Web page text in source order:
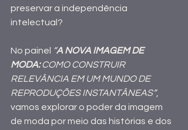
preservar a independência
intelectual?
No painel “A NOVA IMAGEM DE
MODA: COMO CONSTRUIR
RELEVÂNCIA EM UM MUNDO DE
REPRODUÇÕES INSTANTÂNEAS“,
vamos explorar o poder da imagem
de moda por meio das histórias e dos